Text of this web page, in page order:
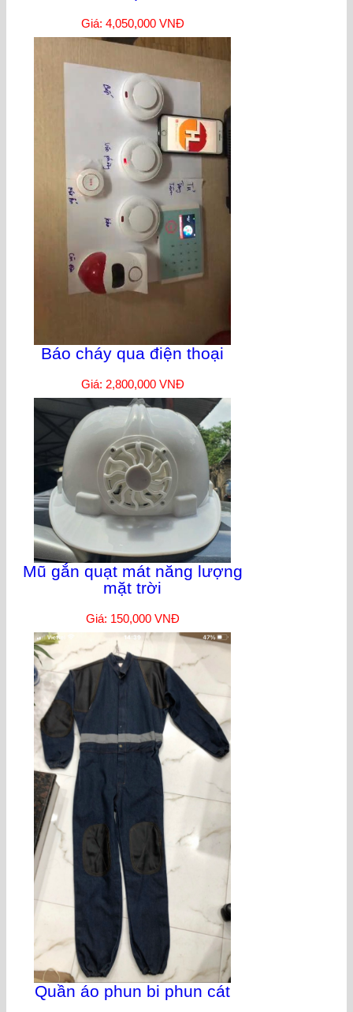
Giá: 4,050,000 VNĐ
Báo cháy qua điện thoại
Giá: 2,800,000 VNĐ
Mũ gắn quạt mát năng lượng
mặt trời
Giá: 150,000 VNĐ
Quần áo phun bi phun cát